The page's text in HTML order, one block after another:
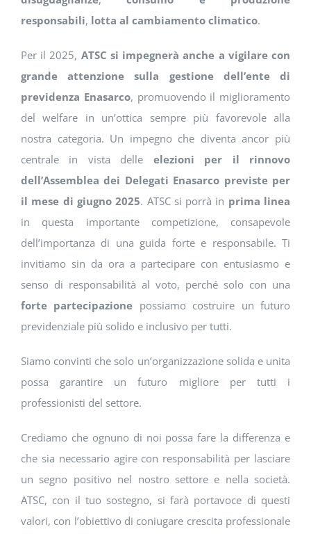
responsabili, lotta al cambiamento climatico.
Per il 2025, ATSC si impegnerà anche a vigilare con
grande attenzione sulla gestione dell’ente di
previdenza Enasarco, promuovendo il miglioramento
del welfare in un’ottica sempre più favorevole alla
nostra categoria. Un impegno che diventa ancor più
centrale in vista delle elezioni per il rinnovo
dell’Assemblea dei Delegati Enasarco previste per
il mese di giugno 2025. ATSC si porrà in prima linea
in questa importante competizione, consapevole
dell’importanza di una guida forte e responsabile. Ti
invitiamo sin da ora a partecipare con entusiasmo e
senso di responsabilità al voto, perché solo con una
forte partecipazione possiamo costruire un futuro
previdenziale più solido e inclusivo per tutti.
Siamo convinti che solo un’organizzazione solida e unita
possa garantire un futuro migliore per tutti i
professionisti del settore.
Crediamo che ognuno di noi possa fare la differenza e
che sia necessario agire con responsabilità per lasciare
un segno positivo nel nostro settore e nella società.
ATSC, con il tuo sostegno, si farà portavoce di questi
valori, con l’obiettivo di coniugare crescita professionale